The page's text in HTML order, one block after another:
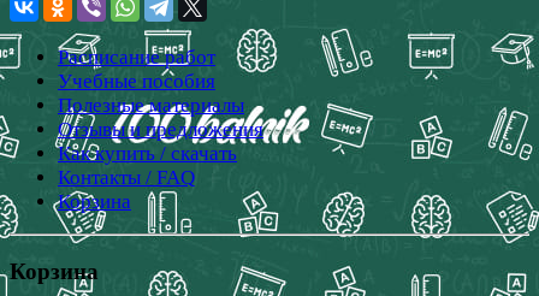
Расписание работ
Учебные пособия
Полезные материалы
Отзывы и предложения
Как купить / скачать
Контакты / FAQ
Корзина
Корзина